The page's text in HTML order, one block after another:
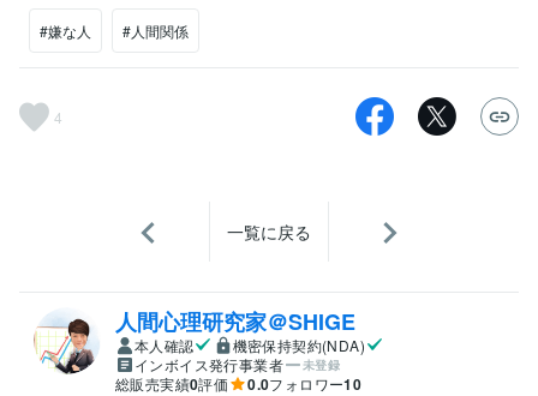
#嫌な人 #人間関係
4
一覧に戻る
人間心理研究家＠SHIGE
本人確認
機密保持契約(NDA)
インボイス発行事業者
未登録
総販売実績0評価 0.0フォロワー10